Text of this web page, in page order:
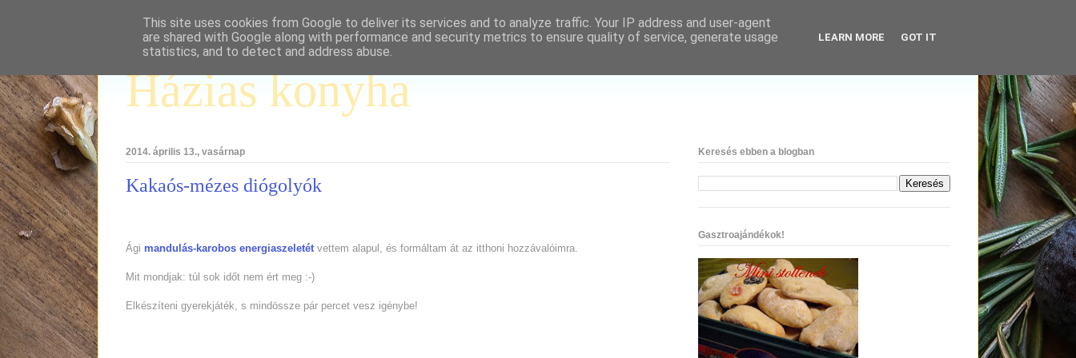
Házias konyha
2014. április 13., vasárnap
Kakaós-mézes diógolyók
Ági mandulás-karobos energiaszeletét vettem alapul, és formáltam át az itthoni hozzávalóimra.
Mit mondjak: túl sok időt nem ért meg :-)
Elkészíteni gyerekjáték, s mindössze pár percet vesz igénybe!
Keresés ebben a blogban
Gasztroajándékok!
This site uses cookies from Google to deliver its services and to analyze traffic. Your IP address and user-agent
are shared with Google along with performance and security metrics to ensure quality of service, generate usage
statistics, and to detect and address abuse.
LEARN MORE GOT IT